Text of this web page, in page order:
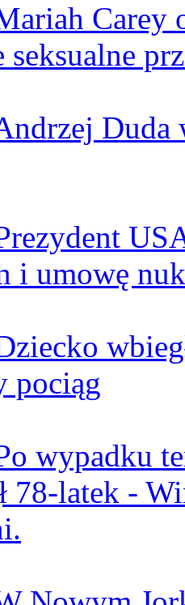
Carey
Duda
i umowę
pociąg
wypadku
78-latek -